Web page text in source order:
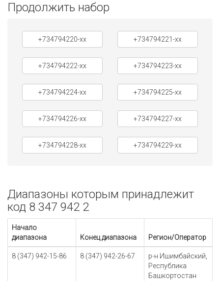
Продолжить набор
+734794220-xx +734794221-xx
+734794222-xx +734794223-xx
+734794224-xx +734794225-xx
+734794226-xx +734794227-xx
+734794228-xx +734794229-xx
Диапазоны которым принадлежит
код 8 347 942 2
Начало
диапазона
Конец диапазона Регион/Оператор
8 (347) 942-15-86 8 (347) 942-26-67
р-н Ишимбайский,
Республика
Башкортостан